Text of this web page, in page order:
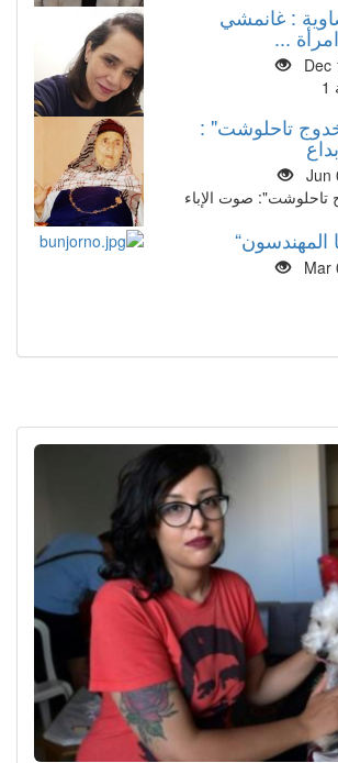
: غانمشي
...
تاحلوشت" :
صوت الإباء